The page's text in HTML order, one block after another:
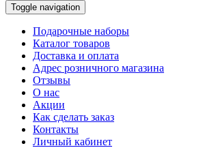
Toggle navigation
Подарочные наборы
Каталог товаров
Доставка и оплата
Адрес розничного магазина
Отзывы
О нас
Акции
Как сделать заказ
Контакты
Личный кабинет